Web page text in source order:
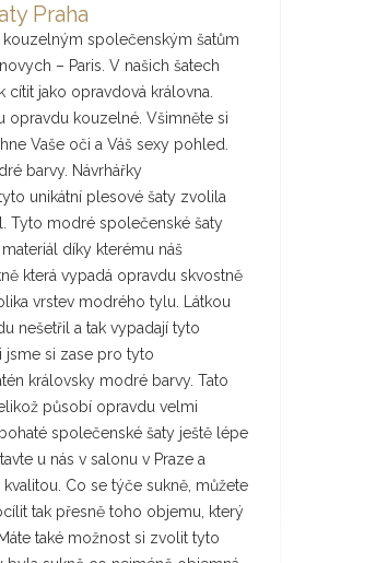
Praha
kouzelným společenským šatům
– Paris. V našich šatech
jako opravdová královna.
opravdu kouzelné. Všimněte si
Vaše oči a Váš sexy pohled.
barvy. Návrhářky
unikátní plesové šaty zvolila
Tyto modré společenské šaty
díky kterému náš
která vypadá opravdu skvostně
vrstev modrého tylu. Látkou
nešetřil a tak vypadají tyto
jsme si zase pro tyto
královsky modré barvy. Tato
působí opravdu velmi
společenské šaty ještě lépe
u nás v salonu v Praze a
Co se týče sukně, můžete
tak přesně toho objemu, který
také možnost si zvolit tyto